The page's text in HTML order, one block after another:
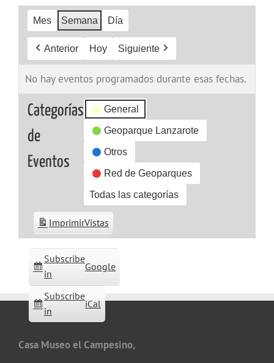
Mes Semana Día
Anterior Hoy Siguiente
No hay eventos programados durante esas fechas.
Categorías
de
Eventos
General
Geoparque Lanzarote
Otros
Red de Geoparques
Todas las categorías
Subscribe
in
Google
Subscribe
in
iCal
ImprimirVistas
Casa Museo el Campesino,